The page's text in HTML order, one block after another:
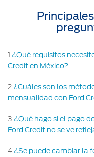
1 ¿Qué requisitos
Credit en México?
2 ¿Cuáles son los
mensualidad con Ford
3 ¿Qué hago si el pago
Ford Credit no se ve
4 ¿Se puede cambiar la